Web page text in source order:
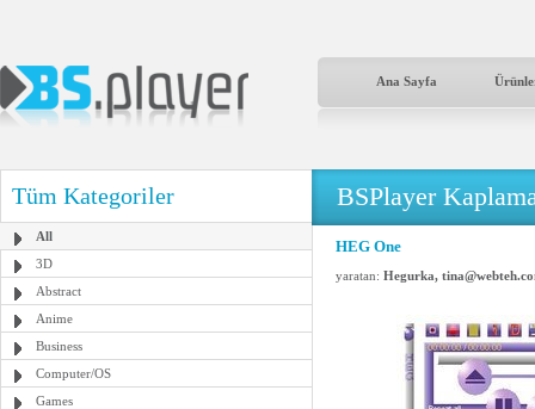
Ana Sayfa
Tüm Kategoriler
All
3D
Abstract
Anime
Business
Computer/OS
Games
BSPlayer
HEG One
yaratan: Hegurka,